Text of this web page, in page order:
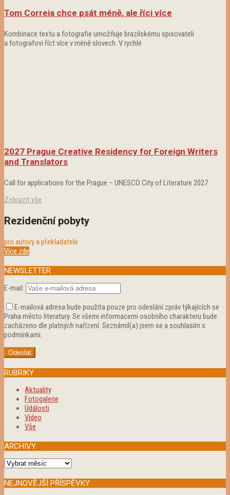
Tom Correia chce psát méně, ale říci více
Kombinace textu a fotografie umožňuje brazilskému spisovateli
a fotografovi říct více v méně slovech. V rychlé
2027 Prague Creative Residency for Foreign Writers
and Translators
Call for applications for the Prague – UNESCO City of Literature 2027
Zobrazit vše
Rezidenční pobyty
pro autory a překladatele
Více zde
NEWSLETTER
E-mail:
E-mailová adresa bude použita pouze pro odeslání zpráv týkajících se
Praha město literatury. Se všemi informacemi osobního charakteru bude
zacházeno dle platných nařízení. Seznámil(a) jsem se a souhlasím s
podmínkami.
RUBRIKY
Aktuality
Fotogalerie
Události
Video
Vše
ARCHIVY
Archivy
NEJNOVĚJŠÍ PŘÍSPĚVKY